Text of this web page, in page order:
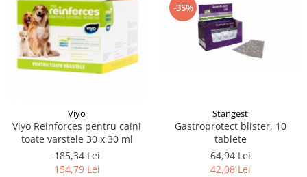
Viyo
Viyo Reinforces pentru caini
toate varstele 30 x 30 ml
185,34 Lei
154,79 Lei
-35%
Stangest
Gastroprotect blister, 10
tablete
64,94 Lei
42,08 Lei